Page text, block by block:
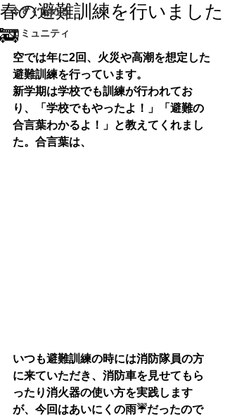
今すぐ始める
コミュニティ
春の避難訓練を行いました
🚒
空では年に2回、火災や高潮を想定した
避難訓練を行っています。
新学期は学校でも訓練が行われてお
り、「学校でもやったよ！」「避難の
合言葉わかるよ！」と教えてくれまし
た。合言葉は、
いつも避難訓練の時には消防隊員の方
に来ていただき、消防車を見せてもら
ったり消火器の使い方を実践します
が、今回はあいにくの雨☔だったので